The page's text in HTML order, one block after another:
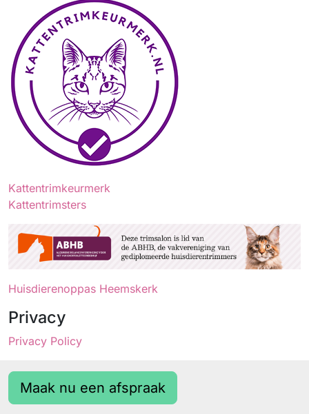
Kattentrimkeurmerk
Kattentrimsters
Huisdierenoppas Heemskerk
Privacy
Privacy Policy
Maak nu een afspraak